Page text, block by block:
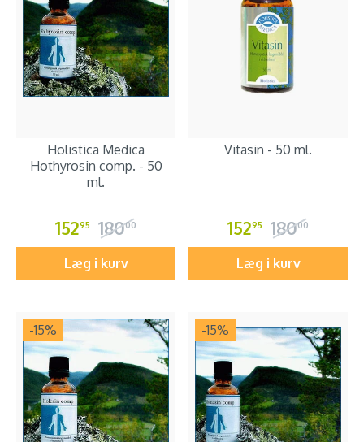
Holistica Medica
Hothyrosin comp. - 50
ml.
15295 18000
Læg i kurv
Vitasin - 50 ml.
15295 18000
Læg i kurv
-15% -15%